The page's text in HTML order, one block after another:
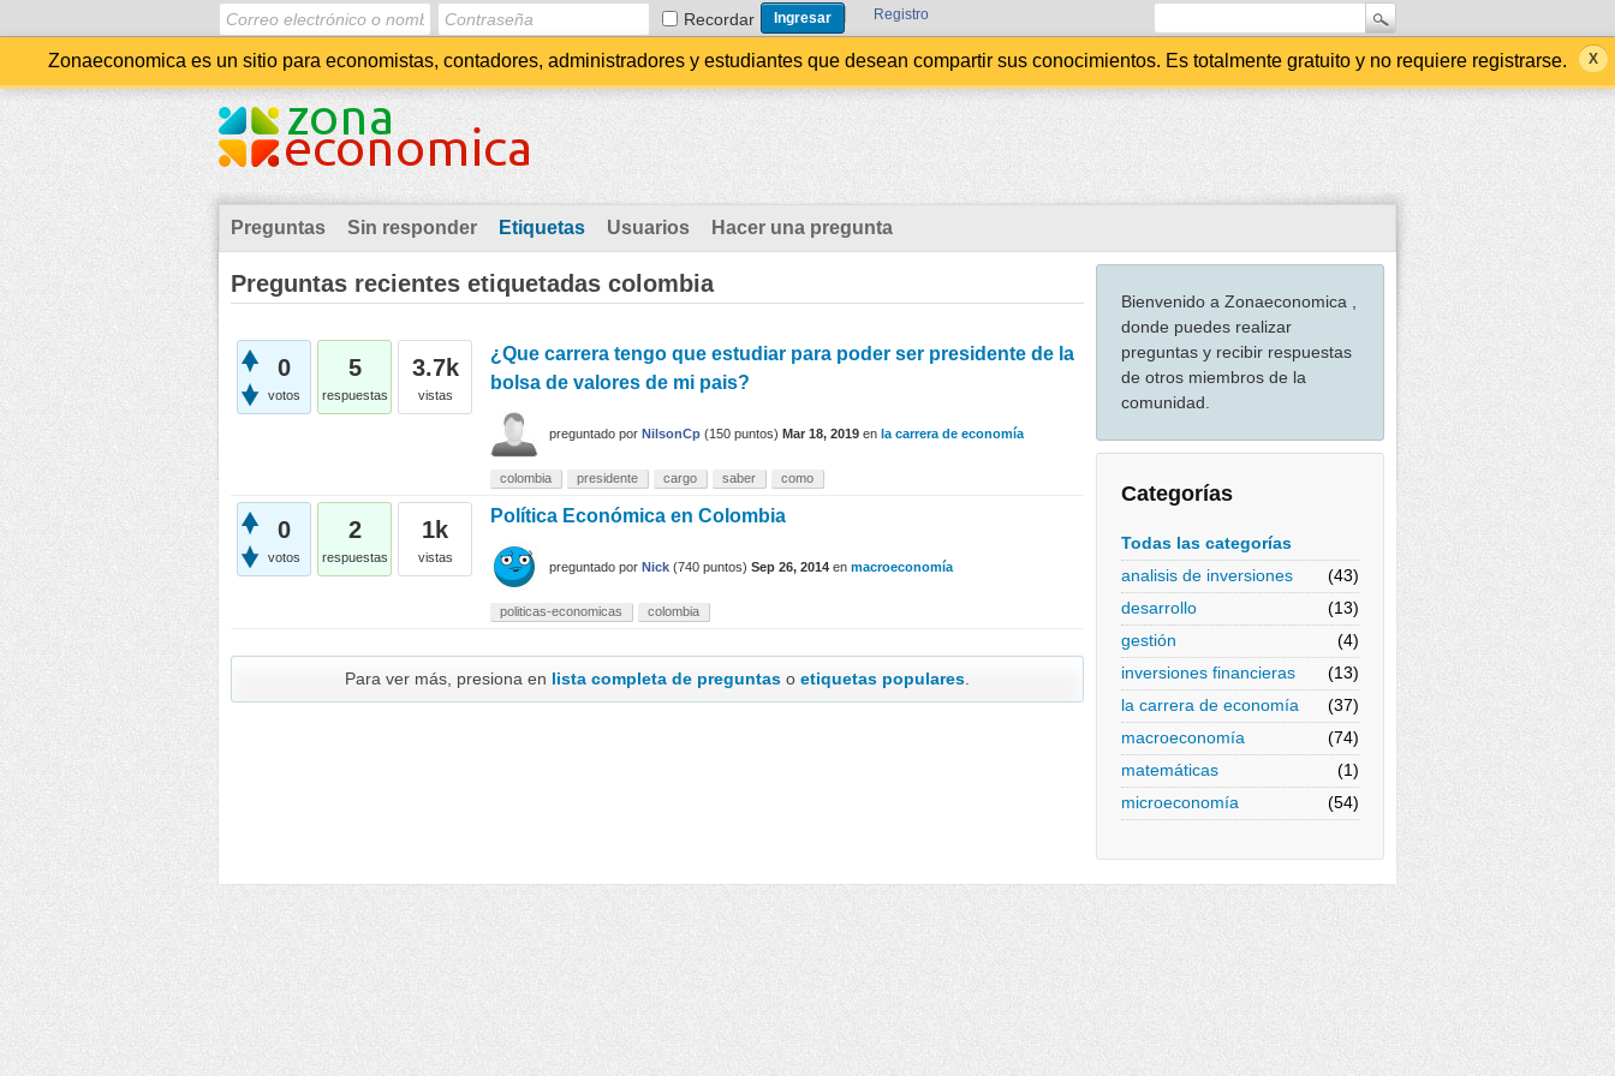
Recordar Registro
Zonaeconomica es un sitio para economistas, contadores, administradores y estudiantes que desean compartir sus conocimientos. Es totalmente gratuito y no requiere registrarse.
Preguntas Sin responder Etiquetas Usuarios Hacer una pregunta
Bienvenido a Zonaeconomica ,
donde puedes realizar
preguntas y recibir respuestas
de otros miembros de la
comunidad.
Categorías
Todas las categorías
analisis de inversiones
(43)
desarrollo
(13)
gestión
(4)
inversiones financieras
(13)
la carrera de economía
(37)
macroeconomía
(74)
matemáticas
(1)
microeconomía
(54)
Preguntas recientes etiquetadas colombia
0
votos
5
respuestas
3.7k
vistas
¿Que carrera tengo que estudiar para poder ser presidente de la
bolsa de valores de mi pais?
preguntado por NilsonCp (150 puntos) Mar 18, 2019 en la carrera de economía
colombia presidente cargo saber como
0
votos
2
respuestas
1k
vistas
Política Económica en Colombia
preguntado por Nick (740 puntos) Sep 26, 2014 en macroeconomía
politicas-economicas colombia
Para ver más, presiona en lista completa de preguntas o etiquetas populares